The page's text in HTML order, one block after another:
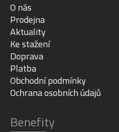
O nás
Prodejna
Aktuality
Ke stažení
Doprava
Platba
Obchodní podmínky
Ochrana osobních údajů
Benefity